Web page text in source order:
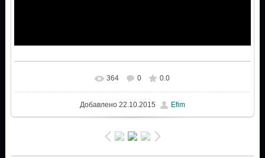
364 0 0.0
Добавлено22.10.2015 Efim